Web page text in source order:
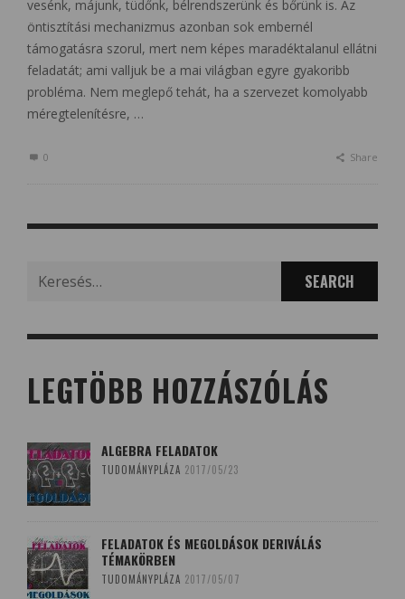
vesénk, májunk, tüdőnk, bélrendszerünk és bőrünk is. Az
öntisztítási mechanizmus azonban sok embernél
támogatásra szorul, mert nem képes maradéktalanul ellátni
feladatát; ami valljuk be a mai világban egyre gyakoribb
probléma. Nem meglepő tehát, ha a szervezet komolyabb
méregtelenítésre, …
0 Share
LEGTÖBB HOZZÁSZÓLÁS
ALGEBRA FELADATOK
TUDOMÁNYPLÁZA 2017/05/23
FELADATOK ÉS MEGOLDÁSOK DERIVÁLÁS
TÉMAKÖRBEN
TUDOMÁNYPLÁZA 2017/05/07